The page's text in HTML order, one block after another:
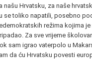
našu Hrvatsku, za naše
se toliko napatili, posebno
režima kojima
Za sve vrijeme
sam igrao vaterpolo u
da ću Hrvatsku povesti